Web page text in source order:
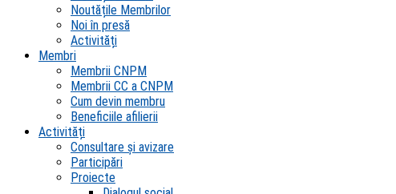
Noutățile Membrilor
Noi în presă
Activități
Membri
Membrii CNPM
Membrii CC a CNPM
Cum devin membru
Beneficiile afilierii
Activități
Consultare și avizare
Participări
Proiecte